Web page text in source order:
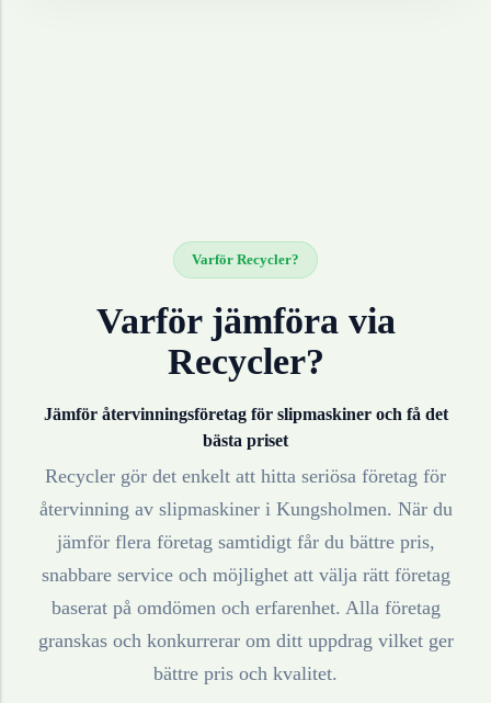
Varför Recycler?
Varför jämföra via
Recycler?
Jämför återvinningsföretag för slipmaskineroch få det
bästa priset
Recycler gör det enkelt att hitta seriösa företag för
återvinning av slipmaskineri Kungsholmen. När du
jämför flera företag samtidigt får du bättre pris,
snabbare service och möjlighet att välja rätt företag
baserat på omdömen och erfarenhet. Alla företag
granskas och konkurrerar om ditt uppdrag vilket ger
bättre pris och kvalitet.